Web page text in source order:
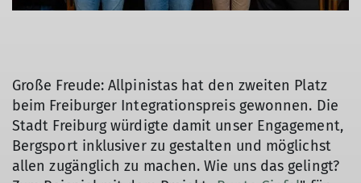
Große Freude: Allpinistas hat den zweiten Platz
beim Freiburger Integrationspreis gewonnen. Die
Stadt Freiburg würdigte damit unser Engagement,
Bergsport inklusiver zu gestalten und möglichst
allen zugänglich zu machen. Wie uns das gelingt?